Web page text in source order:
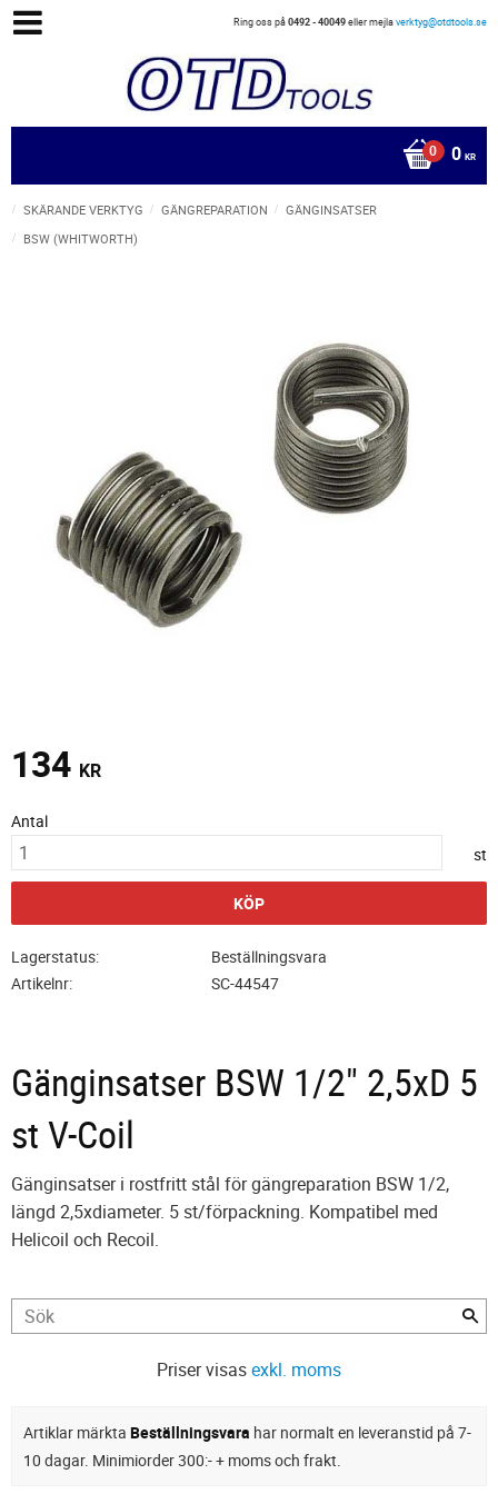
Ring oss på0492 - 40049eller mejlaverktyg@otdtools.se
0 KR
SKÄRANDE VERKTYG GÄNGREPARATION
GÄNGINSATSER
BSW (WHITWORTH)
134 KR
Antal
st
KÖP
Lagerstatus
Beställningsvara
Artikelnr
SC-44547
Gänginsatser BSW 1/2" 2,5xD 5
st V-Coil
Gänginsatser i rostfritt stål för gängreparation BSW 1/2,
längd 2,5xdiameter. 5 st/förpackning. Kompatibel med
Helicoil och Recoil.
Priser visasexkl. moms
Artiklar märkta Beställningsvara har normalt en leveranstid på 7-
10 dagar. Minimiorder 300:- + moms och frakt.